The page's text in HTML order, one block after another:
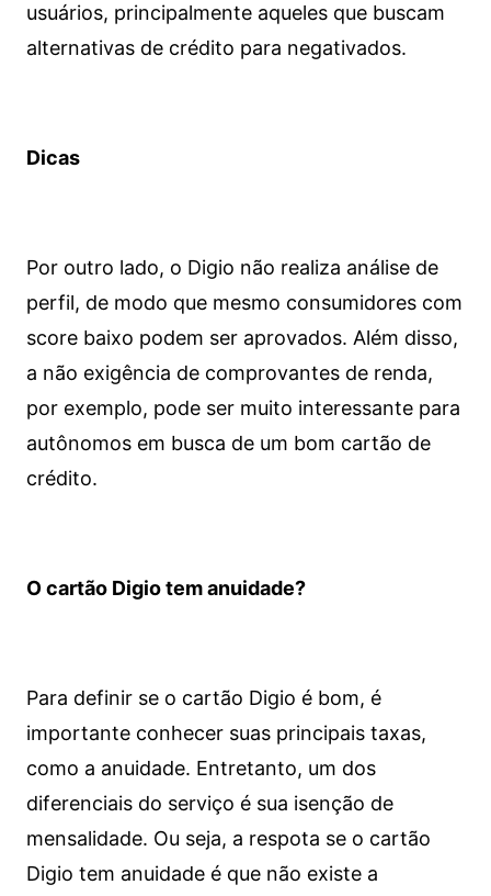
usuários, principalmente aqueles que buscam
alternativas de crédito para negativados.
Dicas
Por outro lado, o Digio não realiza análise de
perfil, de modo que mesmo consumidores com
score baixo podem ser aprovados. Além disso,
a não exigência de comprovantes de renda,
por exemplo, pode ser muito interessante para
autônomos em busca de um bom cartão de
crédito.
O cartão Digio tem anuidade?
Para definir se o cartão Digio é bom, é
importante conhecer suas principais taxas,
como a anuidade. Entretanto, um dos
diferenciais do serviço é sua isenção de
mensalidade. Ou seja, a respota se o cartão
Digio tem anuidade é que não existe a